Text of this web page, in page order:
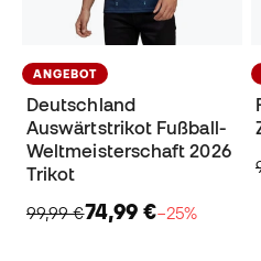
ANGEBOT
Deutschland
Auswärtstrikot Fußball-
Weltmeisterschaft 2026
Trikot
99,99 €74,99 €−25%